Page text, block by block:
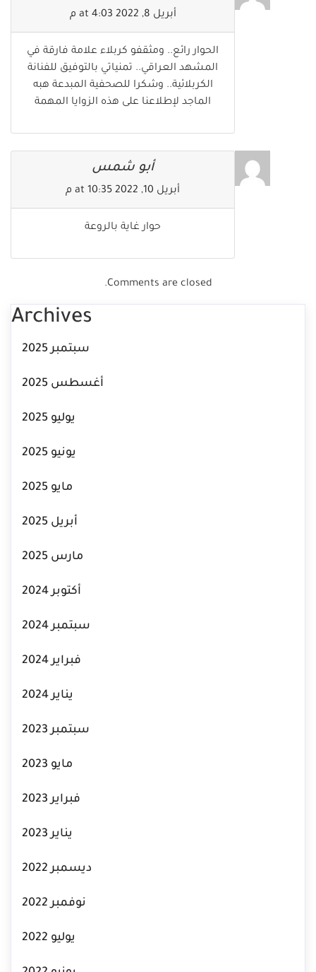
أبريل 8, 2022 at 4:03 م
الحوار رائع.. ومثقفو كربلاء علامة فارقة في
المشهد العراقي.. تمنياتي بالتوفيق للفنانة
الكربلائية.. وشكرا للصحفية المبدعة هبه
الماجد لإطلاعنا على هذه الزوايا المهمة
أبو شمس
أبريل 10, 2022 at 10:35 م
حوار غاية بالروعة
Comments are closed.
Archives
سبتمبر 2025
أغسطس 2025
يوليو 2025
يونيو 2025
مايو 2025
أبريل 2025
مارس 2025
أكتوبر 2024
سبتمبر 2024
فبراير 2024
يناير 2024
سبتمبر 2023
مايو 2023
فبراير 2023
يناير 2023
ديسمبر 2022
نوفمبر 2022
يوليو 2022